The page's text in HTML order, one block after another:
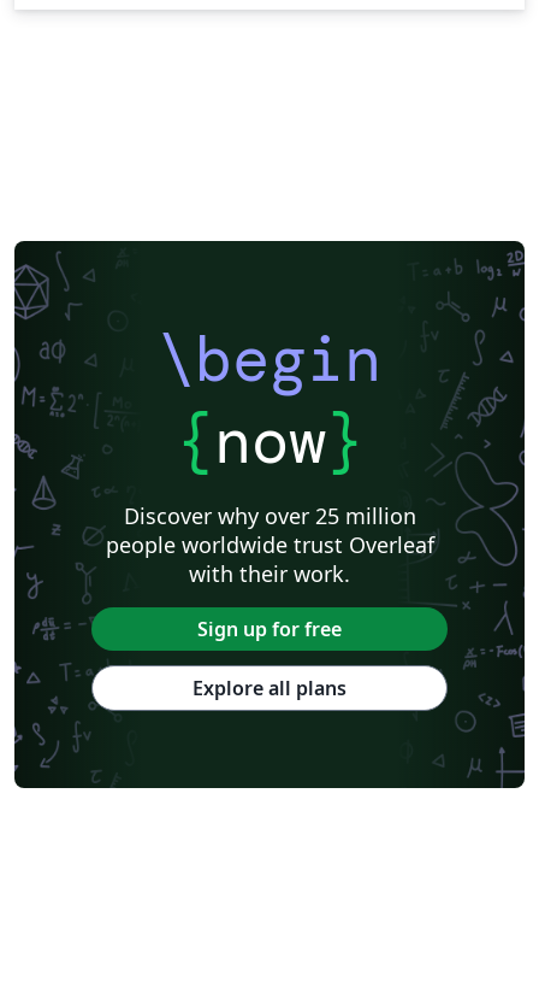
\begin
{now}
Discover why over 25 million
people worldwide trust Overleaf
with their work.
Sign up for free
Explore all plans